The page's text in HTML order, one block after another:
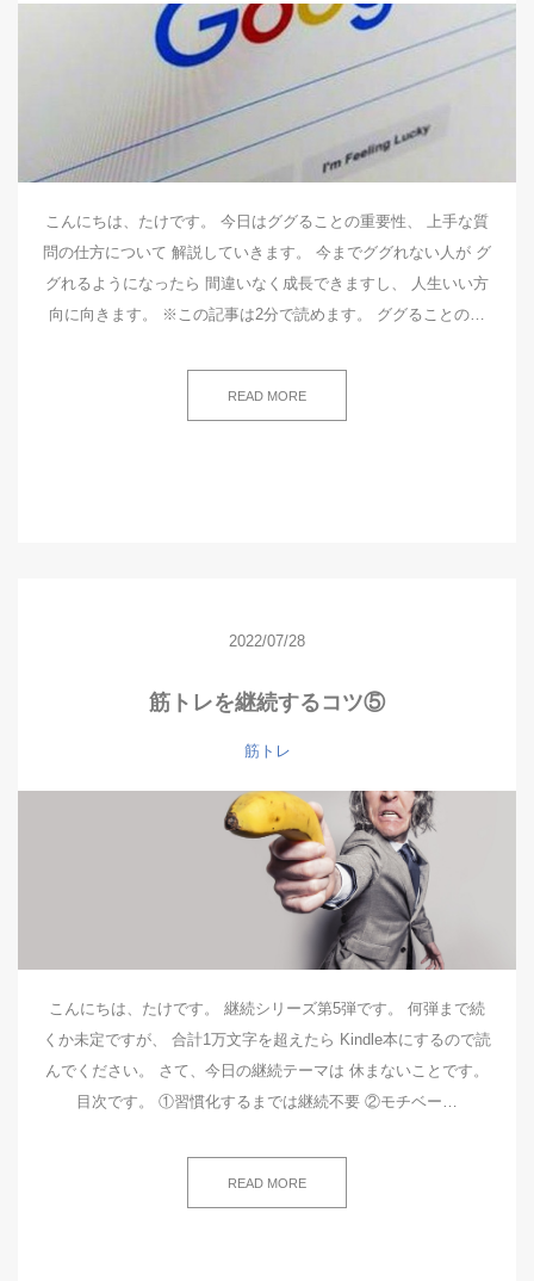
こんにちは、たけです。 今日はググることの重要性、 上手な質
問の仕方について 解説していきます。 今までググれない人が グ
グれるようになったら 間違いなく成長できますし、 人生いい方
向に向きます。 ※この記事は2分で読めます。 ググることの…
READ MORE
2022/07/28
筋トレを継続するコツ⑤
筋トレ
こんにちは、たけです。 継続シリーズ第5弾です。 何弾まで続
くか未定ですが、 合計1万文字を超えたら Kindle本にするので読
んでください。 さて、今日の継続テーマは 休まないことです。
目次です。 ①習慣化するまでは継続不要 ②モチベー…
READ MORE